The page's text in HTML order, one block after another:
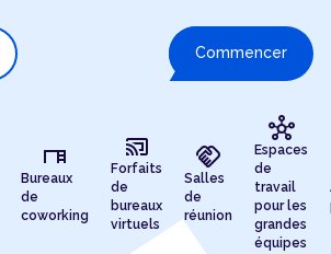
Commencer
desk
Bureaux
de
coworking
cast_connected
Forfaits
de
bureaux
virtuels
handshake
Salles
de
réunion
hub
Espaces
de
travail
pour les
grandes
équipes